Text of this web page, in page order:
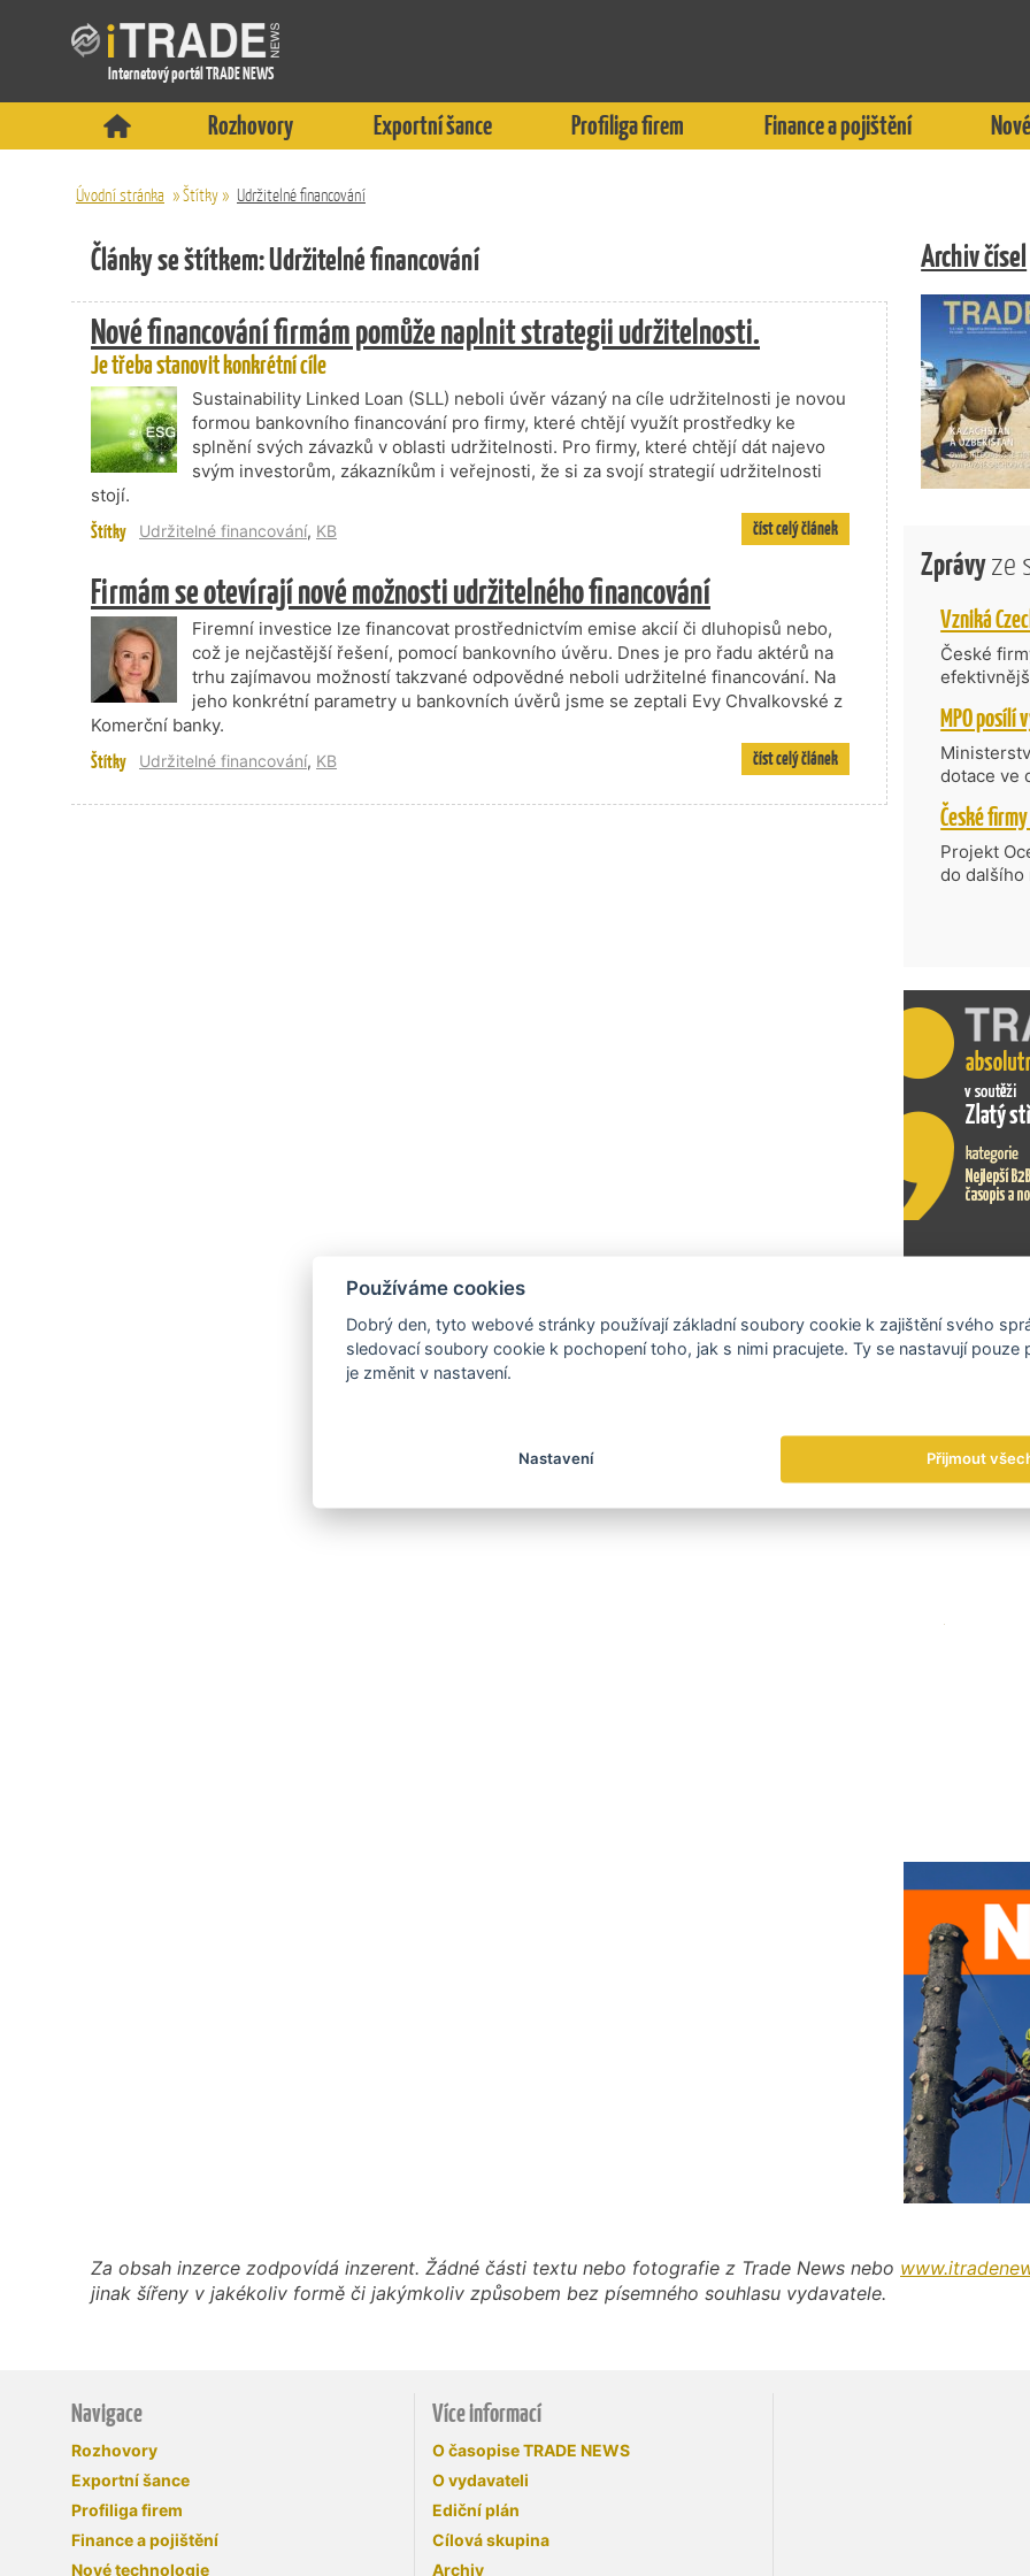
Internetový portál TRADE NEWS
Rozhovory Exportní šance Profiliga firem Finance a pojištění
Úvodní stránka »Štítky» Udržitelné financování
Články se štítkem: Udržitelné financování
Nové financování firmám pomůže naplnit strategii udržitelnosti.
Je třeba stanovit konkrétní cíle
Sustainability Linked Loan (SLL) neboli úvěr vázaný na cíle udržitelnosti je novou
formou bankovního financování pro firmy, které chtějí využít prostředky ke
splnění svých závazků v oblasti udržitelnosti. Pro firmy, které chtějí dát najevo
svým investorům, zákazníkům i veřejnosti, že si za svojí strategií udržitelnosti
stojí.
Štítky Udržitelné financování, KB číst celý článek
Firmám se otevírají nové možnosti udržitelného financování
Firemní investice lze financovat prostřednictvím emise akcií či dluhopisů nebo,
což je nejčastější řešení, pomocí bankovního úvěru. Dnes je pro řadu aktérů na
trhu zajímavou možností takzvané odpovědné neboli udržitelné financování. Na
jeho konkrétní parametry u bankovních úvěrů jsme se zeptali Evy Chvalkovské z
Komerční banky.
Štítky Udržitelné financování, KB číst celý článek
Archiv čísel
Zprávyze
České
nabídne
zahraniční
dotace ve
Transfer,
Částkou
umělé
do
Projekt
do dalšího
prosazují
nejen
příběh.
Exportní
Za obsah inzerce zodpovídá inzerent. Žádné části textu nebo fotografie z Trade News nebo
jinak šířeny v jakékoliv formě či jakýmkoliv způsobem bez písemného souhlasu vydavatele.
Navigace
Rozhovory
Exportní šance
Profiliga firem
Finance a pojištění
Nové technologie
Více informací
O časopise TRADE NEWS
O vydavateli
Ediční plán
Cílová skupina
Archiv
Používáme cookies
Dobrý den, tyto webové stránky používají základní soubory cookie k zajištění svého
sledovací soubory cookie k pochopení toho, jak s nimi pracujete. Ty se nastavují pouze
je změnit v nastavení.
Nastavení Přijmout